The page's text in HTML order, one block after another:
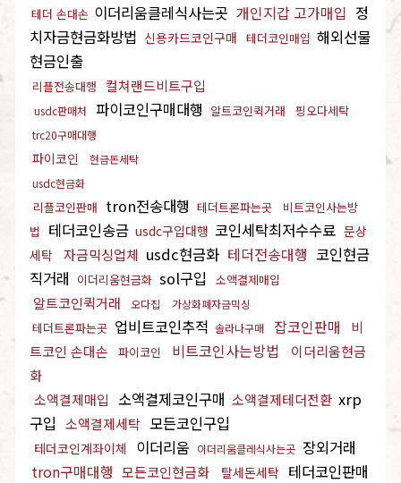
테더 손대손 이더리움클레식사는곳 개인지갑 고가매입 정
치자금현금화방법 신용카드코인구매 테더코인매입 해외선물
현금인출
리플전송대행 컬쳐랜드비트구입
usdc판매처 파이코인구매대행 알트코인퀵거래 핑오다세탁
trc20구매대행
파이코인
현금돈세탁
usdc현금화
리플코인판매 tron전송대행 테더트론파는곳
비트코인사는방
법
테더코인송금 usdc구입대행 코인세탁최저수수료 문상
세탁
자금믹싱업체 usdc현금화 테더전송대행 코인현금
직거래 이더리움현금화 sol구입 소액결제매입
알트코인퀵거래 오다집 가상화폐자금믹싱
테더트론파는곳 업비트코인추적 솔라나구매 잡코인판매
비
트코인 손대손
파이코인 비트코인사는방법
이더리움현금
화
소액결제매입 소액결제코인구매 소액결제테더전환 xrp
구입 소액결제세탁 모든코인구입
테더코인계좌이체 이더리움 이더리움클레식사는곳 장외거래
tron구매대행 모든코인현금화 탈세돈세탁 테더코인판매